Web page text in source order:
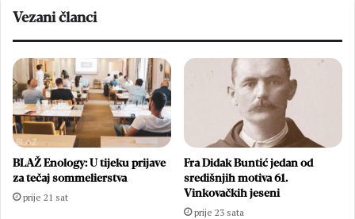
Vezani članci
BLAŽ Enology: U tijeku prijave
za tečaj sommelierstva
prije 21 sat
Fra Didak Buntić jedan od
središnjih motiva 61.
Vinkovačkih jeseni
prije 23 sata